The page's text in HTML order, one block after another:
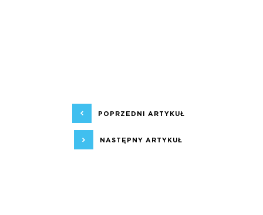
POPRZEDNI ARTYKUŁ
NASTĘPNY ARTYKUŁ